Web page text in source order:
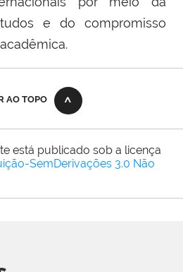
e do compromisso
AO TOPO
está publicado sob a licença
SemDerivações 3.0 Não